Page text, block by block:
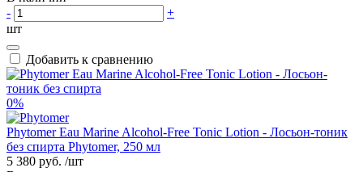
-
+
шт
Добавить к сравнению
0%
Phytomer Eau Marine Alcohol-Free Tonic Lotion - Лосьон-тоник
без спирта Phytomer, 250 мл
5 380 руб. /шт